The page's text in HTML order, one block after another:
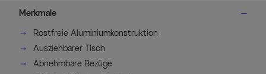
Merkmale
Rostfreie Aluminiumkonstruktion
Ausziehbarer Tisch
Abnehmbare Bezüge